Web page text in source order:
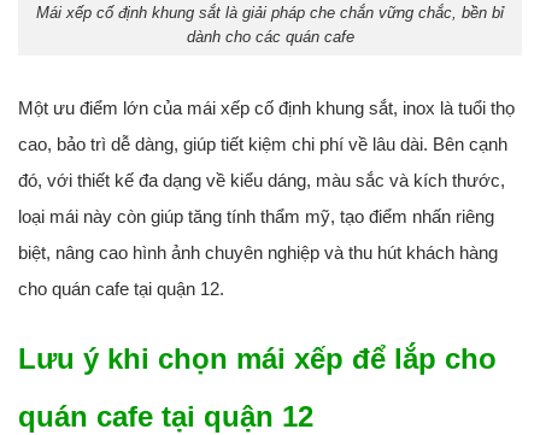
Mái xếp cố định khung sắt là giải pháp che chắn vững chắc, bền bỉ
dành cho các quán cafe
Một ưu điểm lớn của mái xếp cố định khung sắt, inox là tuổi thọ
cao, bảo trì dễ dàng, giúp tiết kiệm chi phí về lâu dài. Bên cạnh
đó, với thiết kế đa dạng về kiểu dáng, màu sắc và kích thước,
loại mái này còn giúp tăng tính thẩm mỹ, tạo điểm nhấn riêng
biệt, nâng cao hình ảnh chuyên nghiệp và thu hút khách hàng
cho quán cafe tại quận 12.
Lưu ý khi chọn mái xếp để lắp cho
quán cafe tại quận 12